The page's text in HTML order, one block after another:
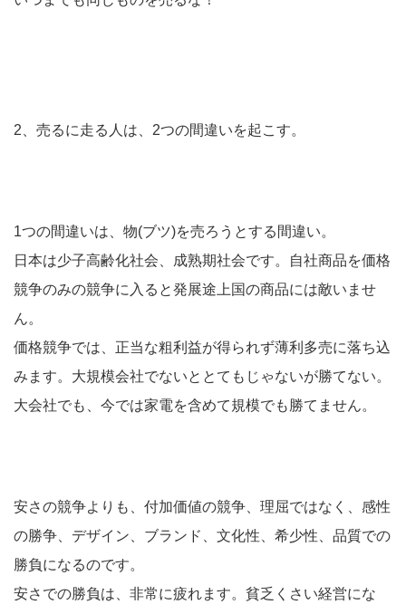
2、売るに走る人は、2つの間違いを起こす。
1つの間違いは、物(ブツ)を売ろうとする間違い。
日本は少子高齢化社会、成熟期社会です。自社商品を価格
競争のみの競争に入ると発展途上国の商品には敵いませ
ん。
価格競争では、正当な粗利益が得られず薄利多売に落ち込
みます。大規模会社でないととてもじゃないが勝てない。
大会社でも、今では家電を含めて規模でも勝てません。
安さの競争よりも、付加価値の競争、理屈ではなく、感性
の勝争、デザイン、ブランド、文化性、希少性、品質での
勝負になるのです。
安さでの勝負は、非常に疲れます。貧乏くさい経営にな